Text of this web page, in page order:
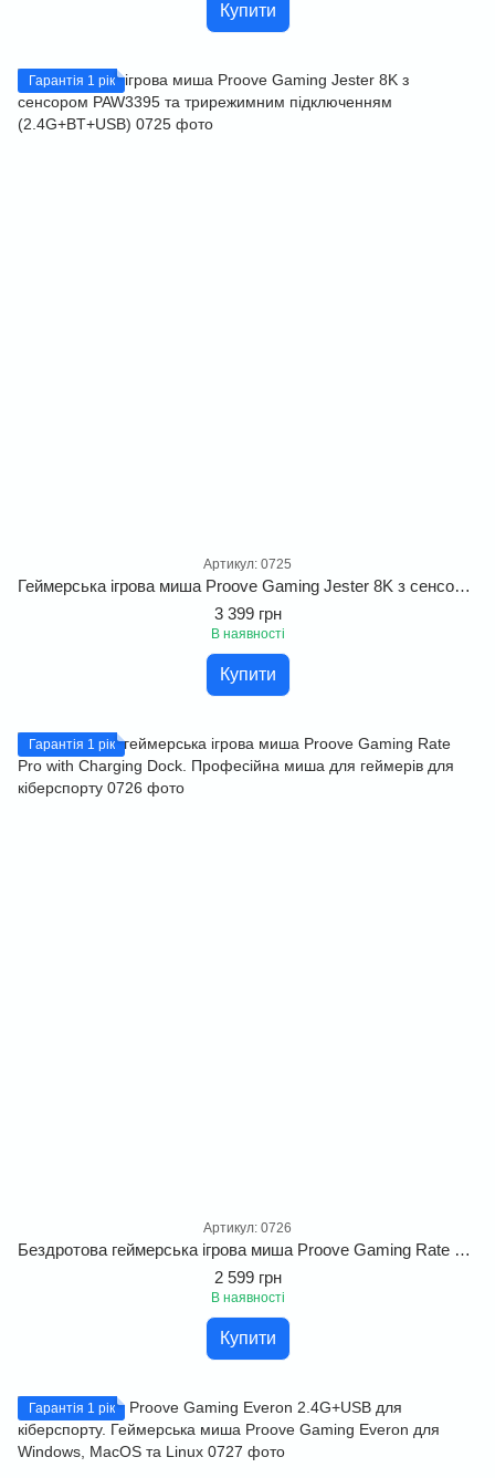
Купити
Гарантія 1 рік
Артикул: 0725
Геймерська ігрова миша Proove Gaming Jester 8K з сенсором PAW3395 та трирежимним підключенням (2.4G+BT+USB)
3 399 грн
В наявності
Купити
Гарантія 1 рік
Артикул: 0726
Бездротова геймерська ігрова миша Proove Gaming Rate Pro with Charging Dock. Професійна миша для геймерів для кіберспорту
2 599 грн
В наявності
Купити
Гарантія 1 рік